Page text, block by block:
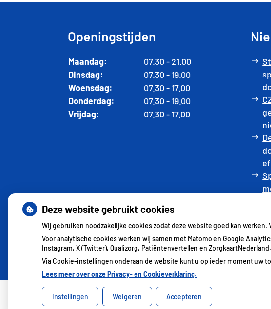
Openingstijden
Maandag:
07.30 - 21.00
Dinsdag:
07.30 - 19.00
Woensdag:
07.30 - 17.00
Donderdag:
07.30 - 19.00
Vrijdag:
07.30 - 17.00
Uw Zorg Online|Beheer
Deze website gebruikt cookies
Wij gebruiken noodzakelijke cookies zodat deze website goed kan
Voor analytische cookies werken wij samen met Matomo en Google
Instagram, X (Twitter), Qualizorg, Patiëntenvertellen en
Via Cookie-instellingen onderaan de website kunt u op ieder moment uw
Lees meer over onze Privacy- en Cookieverklaring.
Instellingen Weigeren Accepteren